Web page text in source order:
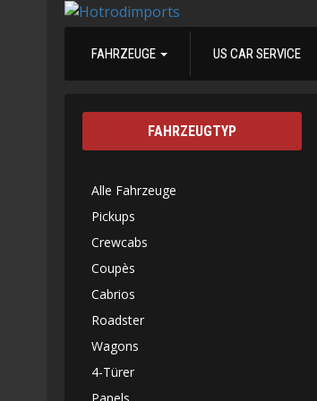
FAHRZEUGE US CAR SERVICE
FAHRZEUGTYP
Alle Fahrzeuge
Pickups
Crewcabs
Coupès
Cabrios
Roadster
Wagons
4-Türer